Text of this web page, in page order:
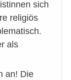
sich
religiös
als
an! Die